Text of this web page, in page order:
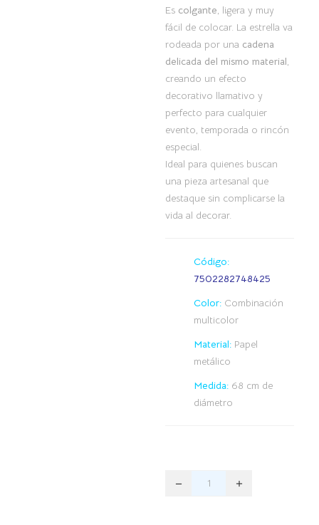
Es colgante, ligera y muy
fácil de colocar. La estrella va
rodeada por una cadena
delicada del mismo material,
creando un efecto
decorativo llamativo y
perfecto para cualquier
evento, temporada o rincón
especial.
Ideal para quienes buscan
una pieza artesanal que
destaque sin complicarse la
vida al decorar.
Código:
7502282748425
Color: Combinación
multicolor
Material: Papel
metálico
Medida: 68 cm de
diámetro